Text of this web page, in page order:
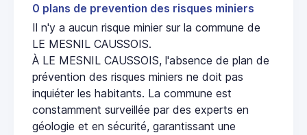
0 plans de prevention des risques miniers
Il n'y a aucun risque minier sur la commune de
LE MESNIL CAUSSOIS.
À LE MESNIL CAUSSOIS, l'absence de plan de
prévention des risques miniers ne doit pas
inquiéter les habitants. La commune est
constamment surveillée par des experts en
géologie et en sécurité, garantissant une